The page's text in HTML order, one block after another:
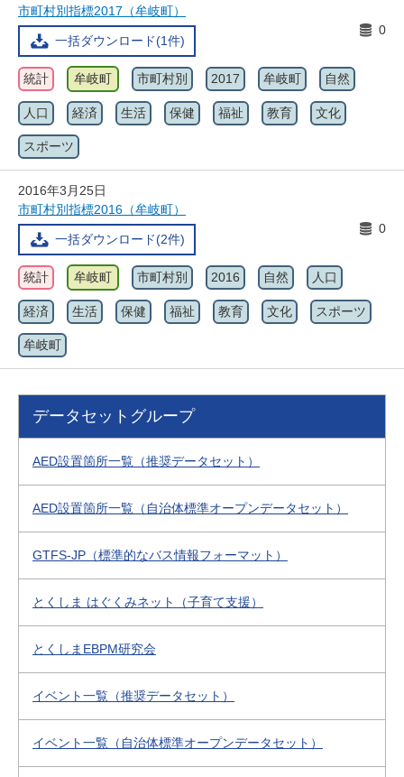
市町村別指標2017（牟岐町）
一括ダウンロード(1件)
0
統計 牟岐町 市町村別 2017 牟岐町 自然
人口 経済 生活 保健 福祉 教育 文化
スポーツ
2016年3月25日
市町村別指標2016（牟岐町）
一括ダウンロード(2件)
0
統計 牟岐町 市町村別 2016 自然 人口
経済 生活 保健 福祉 教育 文化 スポーツ
牟岐町
データセットグループ
AED設置箇所一覧（推奨データセット）
AED設置箇所一覧（自治体標準オープンデータセット）
GTFS-JP（標準的なバス情報フォーマット）
とくしま はぐくみネット（子育て支援）
とくしまEBPM研究会
イベント一覧（推奨データセット）
イベント一覧（自治体標準オープンデータセット）